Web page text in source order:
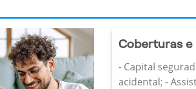
Coberturas e
- Capital
acidental; -